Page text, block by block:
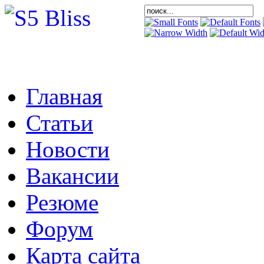
Главная
Статьи
Новости
Вакансии
Резюме
Форум
Карта сайта